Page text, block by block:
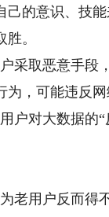
的意识、技
。
取恶意手段
，可能违反
户对大数据的
用户反而得